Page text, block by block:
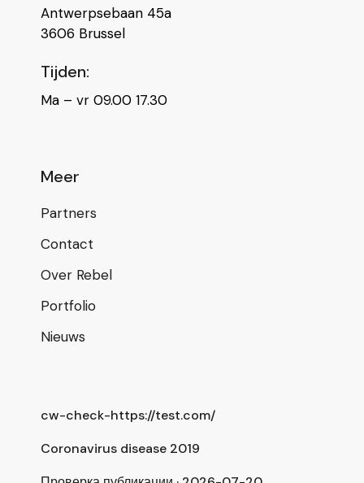
Antwerpsebaan 45a
3606 Brussel
Tijden:
Ma – vr 09.00 17.30
Meer
Partners
Contact
Over Rebel
Portfolio
Nieuws
cw-check-https://test.com/
Coronavirus disease 2019